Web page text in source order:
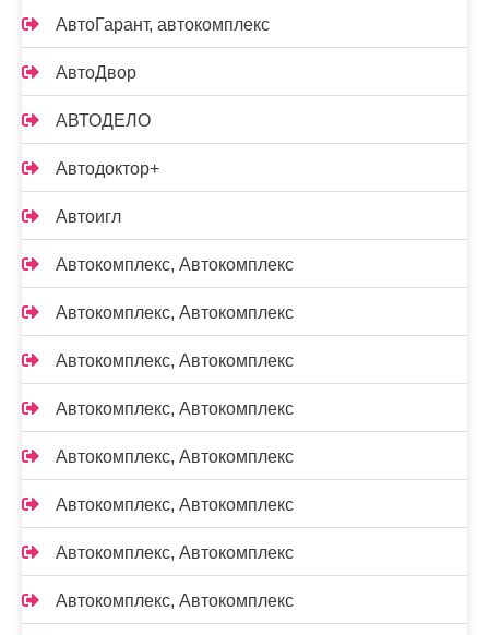
АвтоГарант, автокомплекс
АвтоДвор
АВТОДЕЛО
Автодоктор+
Автоигл
Автокомплекс, Автокомплекс
Автокомплекс, Автокомплекс
Автокомплекс, Автокомплекс
Автокомплекс, Автокомплекс
Автокомплекс, Автокомплекс
Автокомплекс, Автокомплекс
Автокомплекс, Автокомплекс
Автокомплекс, Автокомплекс